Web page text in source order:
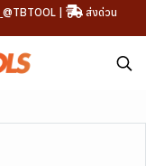
@TBTOOL |
ส่งด่วน